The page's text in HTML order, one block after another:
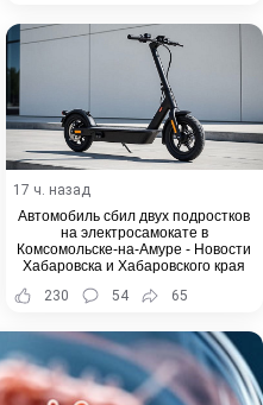
17 ч. назад
Автомобиль сбил двух подростков
на электросамокате в
Комсомольске-на-Амуре - Новости
Хабаровска и Хабаровского края
230
54 65